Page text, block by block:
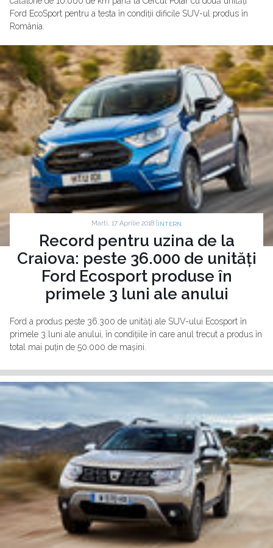
Ford EcoSport pentru a testa în condiții dificile SUV-ul produs în
România.
Marti, 17 Aprilie 2018 | INTERN
Record pentru uzina de la
Craiova: peste 36.000 de unități
Ford Ecosport produse în
primele 3 luni ale anului
Ford a produs peste 36.300 de unități ale SUV-ului Ecosport în
primele 3 luni ale anului, în condițiile în care anul trecut a produs în
total mai puțin de 50.000 de mașini.